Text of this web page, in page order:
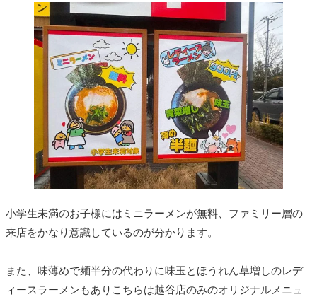
小学生未満のお子様にはミニラーメンが無料、ファミリー層の
来店をかなり意識しているのが分かります。
また、味薄めで麺半分の代わりに味玉とほうれん草増しのレデ
ィースラーメンもありこちらは越谷店のみのオリジナルメニュ